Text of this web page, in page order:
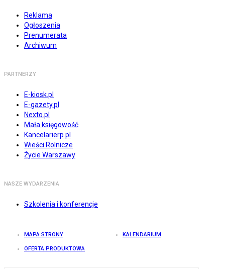
Reklama
Ogłoszenia
Prenumerata
Archiwum
PARTNERZY
E-kiosk.pl
E-gazety.pl
Nexto.pl
Mała księgowość
Kancelarierp.pl
Wieści Rolnicze
Życie Warszawy
NASZE WYDARZENIA
Szkolenia i konferencje
MAPA STRONY KALENDARIUM
OFERTA PRODUKTOWA